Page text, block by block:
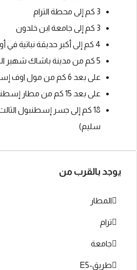
3 كم إلى محطة الترام
3 كم إلى جامعة ابن خلدون
4 كم إلى أكبر حديقة نباتية في أوروبا
5 كم من مدينة باشاك شهير الطبية
على بعد 6 كم من مول اوف إسطنبول
على بعد 15 كم من مطار إسطنبول
18 كم إلى جسر إسطنبول
سليم)
يوجد بالقرب من
المطار
ترام
جامعة
طريق-E5